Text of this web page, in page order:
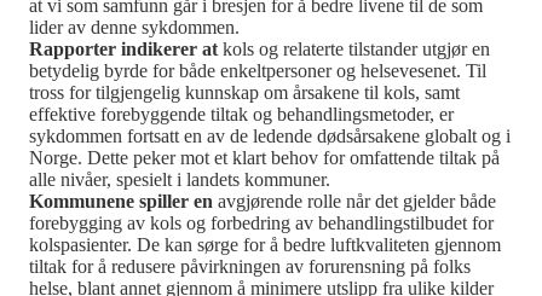
at vi som samfunn går i bresjen for å bedre livene til de som
lider av denne sykdommen.
Rapporter indikerer at kols og relaterte tilstander utgjør en
betydelig byrde for både enkeltpersoner og helsevesenet. Til
tross for tilgjengelig kunnskap om årsakene til kols, samt
effektive forebyggende tiltak og behandlingsmetoder, er
sykdommen fortsatt en av de ledende dødsårsakene globalt og i
Norge. Dette peker mot et klart behov for omfattende tiltak på
alle nivåer, spesielt i landets kommuner.
Kommunene spiller en avgjørende rolle når det gjelder både
forebygging av kols og forbedring av behandlingstilbudet for
kolspasienter. De kan sørge for å bedre luftkvaliteten gjennom
tiltak for å redusere påvirkningen av forurensning på folks
helse, blant annet gjennom å minimere utslipp fra ulike kilder